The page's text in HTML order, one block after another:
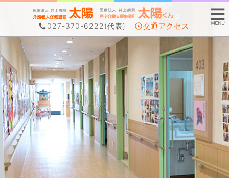
027-370-6222 (代表) 交通アクセス